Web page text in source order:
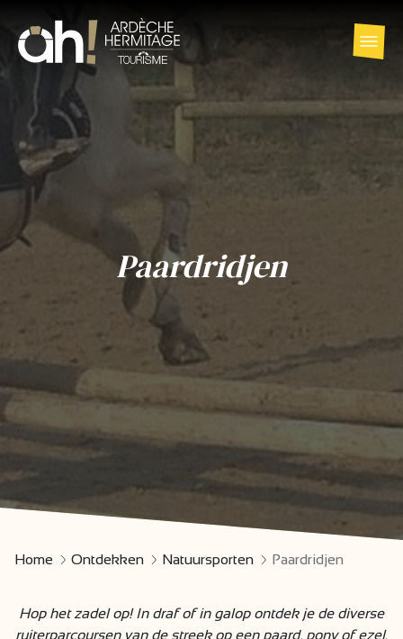
Paardridjen
Home Ontdekken Natuursporten Paardridjen
Hop het zadel op! In draf of in galop ontdek je de diverse
ruiterparcoursen van de streek op een paard, pony of ezel.